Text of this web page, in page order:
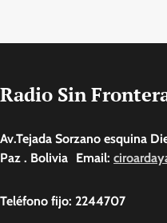
Radio Sin
Av.Tejada Sorzano esquina
Paz . Bolivia Email:
Teléfono fijo: 2244707